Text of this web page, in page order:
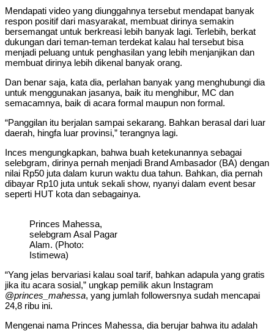
Mendapati video yang diunggahnya tersebut mendapat banyak
respon positif dari masyarakat, membuat dirinya semakin
bersemangat untuk berkreasi lebih banyak lagi. Terlebih, berkat
dukungan dari teman-teman terdekat kalau hal tersebut bisa
menjadi peluang untuk penghasilan yang lebih menjanjikan dan
membuat dirinya lebih dikenal banyak orang.
Dan benar saja, kata dia, perlahan banyak yang menghubungi dia
untuk menggunakan jasanya, baik itu menghibur, MC dan
semacamnya, baik di acara formal maupun non formal.
“Panggilan itu berjalan sampai sekarang. Bahkan berasal dari luar
daerah, hingfa luar provinsi,” terangnya lagi.
Inces mengungkapkan, bahwa buah ketekunannya sebagai
selebgram, dirinya pernah menjadi Brand Ambasador (BA) dengan
nilai Rp50 juta dalam kurun waktu dua tahun. Bahkan, dia pernah
dibayar Rp10 juta untuk sekali show, nyanyi dalam event besar
seperti HUT kota dan sebagainya.
Princes Mahessa,
selebgram Asal Pagar
Alam. (Photo:
Istimewa)
“Yang jelas bervariasi kalau soal tarif, bahkan adapula yang gratis
jika itu acara sosial,” ungkap pemilik akun Instagram
@princes_mahessa, yang jumlah followersnya sudah mencapai
24,8 ribu ini.
Mengenai nama Princes Mahessa, dia berujar bahwa itu adalah